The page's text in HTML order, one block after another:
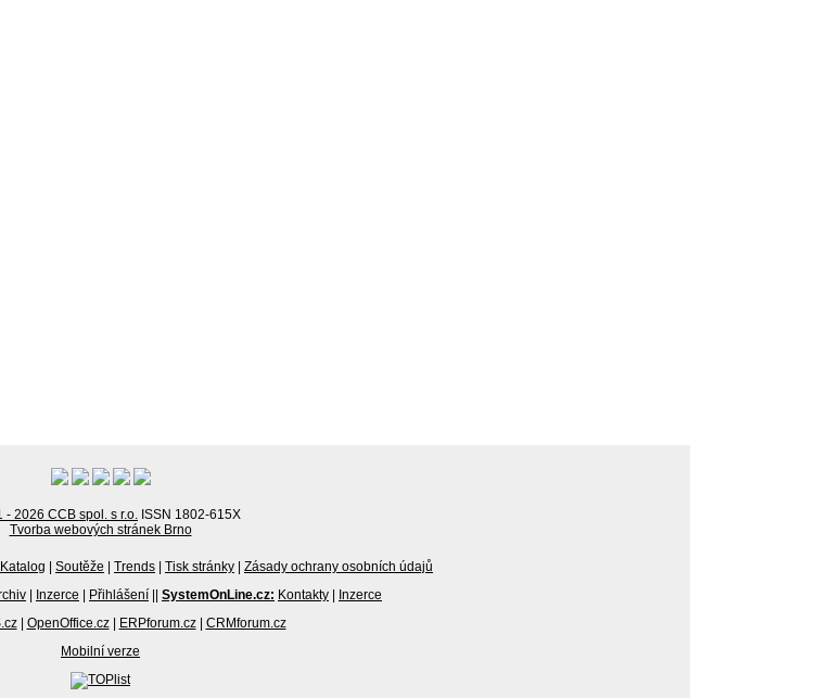
- 2026 CCB spol. s r.o. ISSN 1802-615X
Tvorba webových stránek Brno
Katalog | Soutěže | Trends | Tisk stránky | Zásady ochrany osobních údajů
| Inzerce | Přihlášení || SystemOnLine.cz: Kontakty | Inzerce
| OpenOffice.cz | ERPforum.cz | CRMforum.cz
Mobilní verze